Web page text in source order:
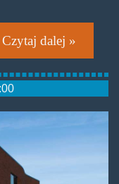
Czytaj dalej »